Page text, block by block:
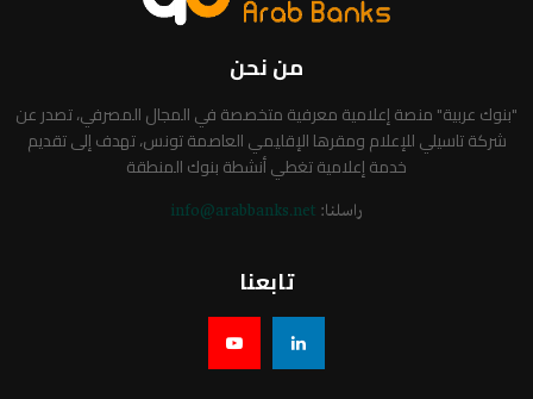
من نحن
"بنوك عربية" منصة إعلامية معرفية متخصصة في المجال المصرفي، تصدر عن
شركة تاسيلي للإعلام ومقرها الإقليمي العاصمة تونس، تهدف إلى تقديم
خدمة إعلامية تغطي أنشطة بنوك المنطقة
راسلنا: info@arabbanks.net
تابعنا